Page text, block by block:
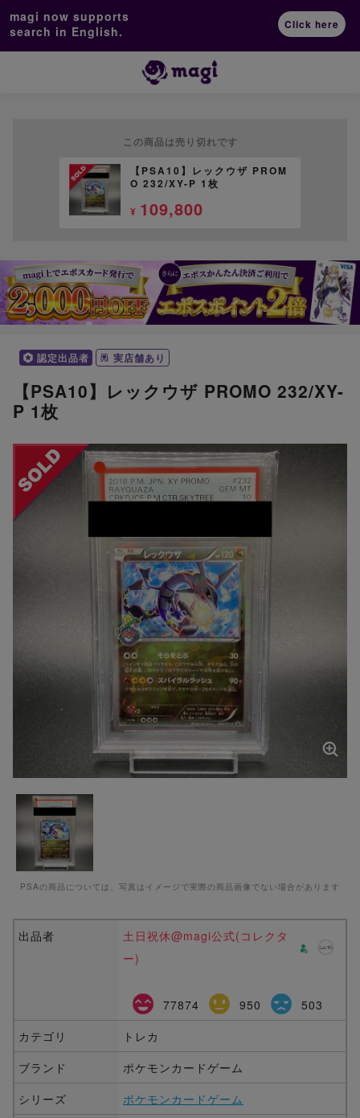
magi now supports
search in English.
Click here
この商品は売り切れです
【PSA10】レックウザ PROM
O 232/XY-P 1枚
¥ 109,800
認定出品者 実店舗あり
【PSA10】レックウザ PROMO 232/XY-
P 1枚
PSAの商品については、写真はイメージで実際の商品画像でない場合があります
出品者
土日祝休@magi公式(コレクタ
ー)
77874 950
503
カテゴリ
トレカ
ブランド
ポケモンカードゲーム
シリーズ
ポケモンカードゲーム